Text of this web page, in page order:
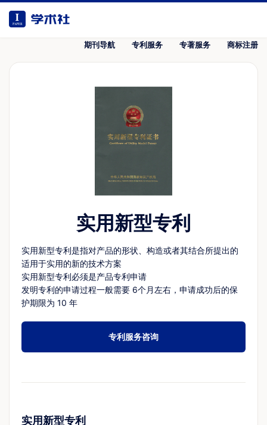
期刊导航 专利服务 专著服务 商标注册
实用新型专利
实用新型专利是指对产品的形状、构造或者其结合所提出的
适用于实用的新的技术方案
实用新型专利必须是产品专利申请
发明专利的申请过程一般需要 6个月左右，申请成功后的保
护期限为 10 年
专利服务咨询
实用新型专利